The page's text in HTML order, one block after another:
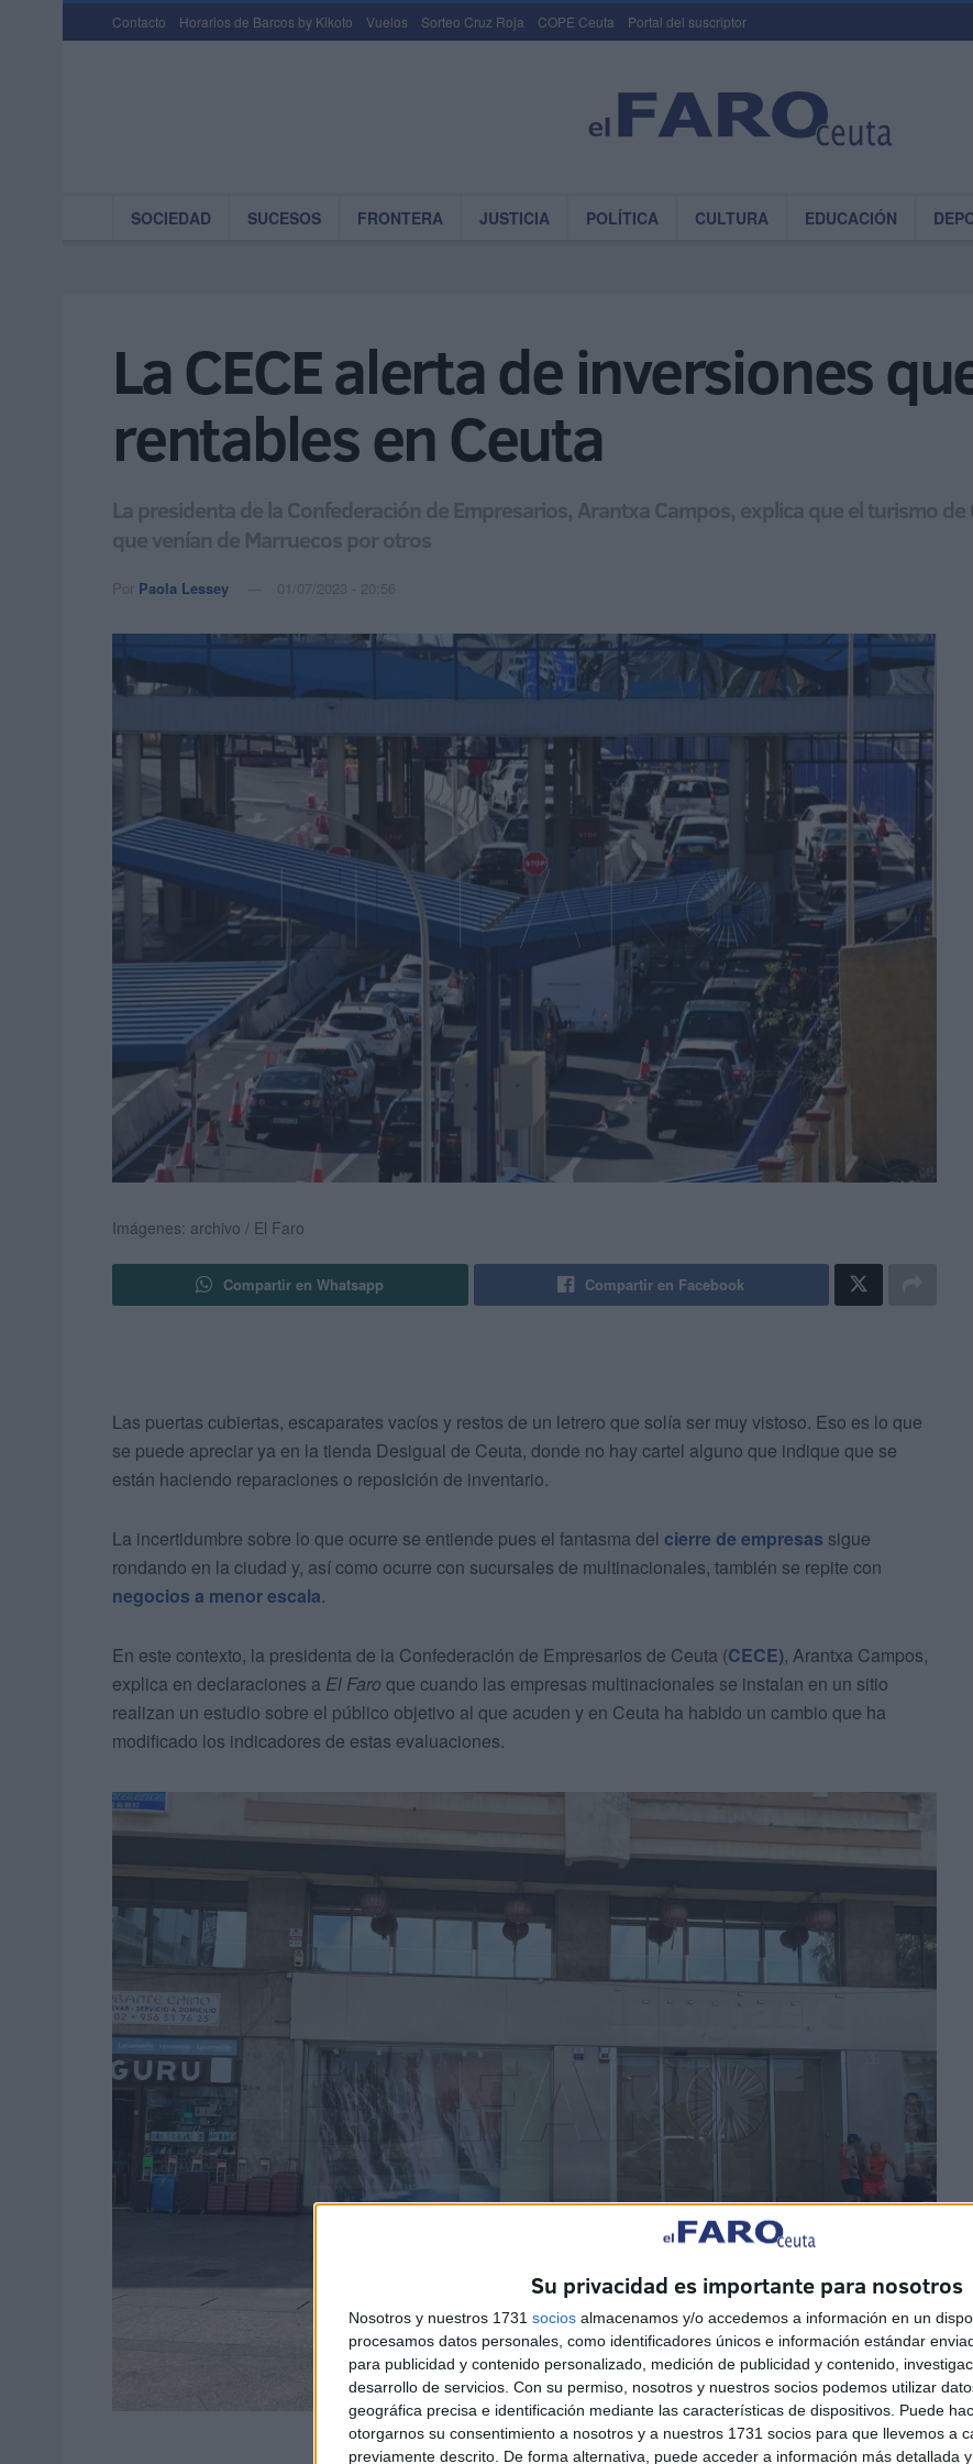
Su privacidad es importante para nosotros
Nosotros y nuestros 1731 socios almacenamos y/o accedemos a información en un
procesamos datos personales, como identificadores únicos e información estándar
para publicidad y contenido personalizado, medición de publicidad y contenido,
desarrollo de servicios. Con su permiso, nosotros y nuestros socios podemos utilizar
geográfica precisa e identificación mediante las características de dispositivos. Puede
otorgarnos su consentimiento a nosotros y a nuestros 1731 socios para que llevemos a
previamente descrito. De forma alternativa, puede acceder a información más detallada
Contacto Horarios de Barcos by Kikoto Vuelos Sorteo Cruz Roja COPE Ceuta Portal del suscriptor
SOCIEDAD SUCESOS FRONTERA JUSTICIA POLÍTICA CULTURA EDUCACIÓN
La CECE alerta de inversiones
rentables en Ceuta
La presidenta de la Confederación de Empresarios, Arantxa Campos, explica que el turismo
que venían de Marruecos por otros
Por Paola Lessey 01/07/2023 - 20:56
Imágenes: archivo / El Faro
Compartir en Whatsapp Compartir en Facebook
Las puertas cubiertas, escaparates vacíos y restos de un letrero que solía ser muy vistoso. Eso es lo que
se puede apreciar ya en la tienda Desigual de Ceuta, donde no hay cartel alguno que indique que se
están haciendo reparaciones o reposición de inventario.
La incertidumbre sobre lo que ocurre se entiende pues el fantasma del cierre de empresas sigue
rondando en la ciudad y, así como ocurre con sucursales de multinacionales, también se repite con
negocios a menor escala.
En este contexto, la presidenta de la Confederación de Empresarios de Ceuta (CECE), Arantxa Campos,
explica en declaraciones a El Faro que cuando las empresas multinacionales se instalan en un sitio
realizan un estudio sobre el público objetivo al que acuden y en Ceuta ha habido un cambio que ha
modificado los indicadores de estas evaluaciones.